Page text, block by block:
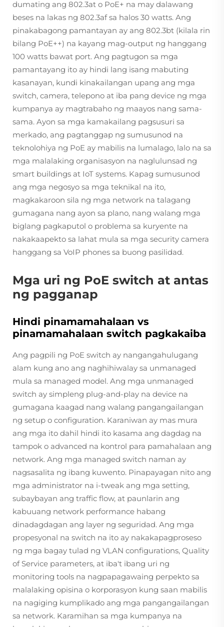
dumating ang 802.3at o PoE+ na may dalawang
beses na lakas ng 802.3af sa halos 30 watts. Ang
pinakabagong pamantayan ay ang 802.3bt (kilala rin
bilang PoE++) na kayang mag-output ng hanggang
100 watts bawat port. Ang pagtugon sa mga
pamantayang ito ay hindi lang isang mabuting
kasanayan, kundi kinakailangan upang ang mga
switch, camera, telepono at iba pang device ng mga
kumpanya ay magtrabaho ng maayos nang sama-
sama. Ayon sa mga kamakailang pagsusuri sa
merkado, ang pagtanggap ng sumusunod na
teknolohiya ng PoE ay mabilis na lumalago, lalo na sa
mga malalaking organisasyon na naglulunsad ng
smart buildings at IoT systems. Kapag sumusunod
ang mga negosyo sa mga teknikal na ito,
magkakaroon sila ng mga network na talagang
gumagana nang ayon sa plano, nang walang mga
biglang pagkaputol o problema sa kuryente na
nakakaapekto sa lahat mula sa mga security camera
hanggang sa VoIP phones sa buong pasilidad.
Mga uri ng PoE switch at antas
ng pagganap
Hindi pinamamahalaan vs
pinamamahalaan switch pagkakaiba
Ang pagpili ng PoE switch ay nangangahulugang
alam kung ano ang naghihiwalay sa unmanaged
mula sa managed model. Ang mga unmanaged
switch ay simpleng plug-and-play na device na
gumagana kaagad nang walang pangangailangan
ng setup o configuration. Karaniwan ay mas mura
ang mga ito dahil hindi ito kasama ang dagdag na
tampok o advanced na kontrol para pamahalaan ang
network. Ang mga managed switch naman ay
nagsasalita ng ibang kuwento. Pinapayagan nito ang
mga administrator na i-tweak ang mga setting,
subaybayan ang traffic flow, at paunlarin ang
kabuuang network performance habang
dinadagdagan ang layer ng seguridad. Ang mga
propesyonal na switch na ito ay nakakapagproseso
ng mga bagay tulad ng VLAN configurations, Quality
of Service parameters, at iba't ibang uri ng
monitoring tools na nagpapagawaing perpekto sa
malalaking opisina o korporasyon kung saan mabilis
na nagiging kumplikado ang mga pangangailangan
sa network. Karamihan sa mga kumpanya na